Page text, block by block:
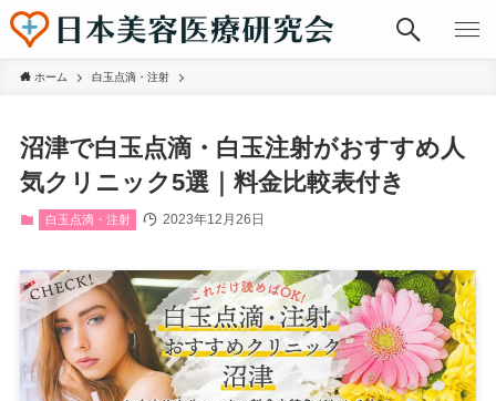
ホーム 白玉点滴・注射
沼津で白玉点滴・白玉注射がおすすめ人
気クリニック5選｜料金比較表付き
白玉点滴・注射 2023年12月26日